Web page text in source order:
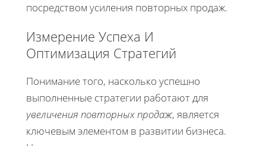
посредством усиления повторных продаж.
Измерение Успеха И
Оптимизация Стратегий
Понимание того, насколько успешно
выполненные стратегии работают для
увеличения повторных продаж, является
ключевым элементом в развитии бизнеса.